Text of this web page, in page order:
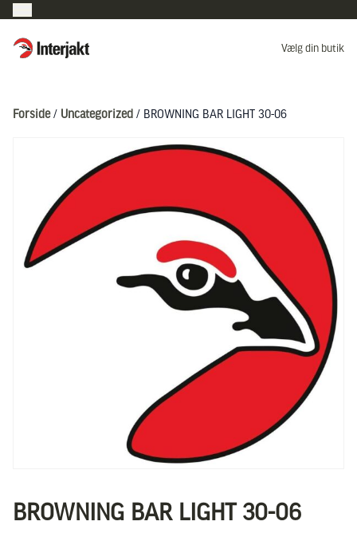
Interjakt DK Vælg din butik
Forside/ Uncategorized / BROWNING BAR LIGHT 30-06
BROWNING BAR LIGHT 30-06